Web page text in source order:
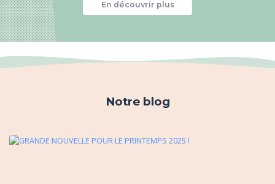
En découvrir plus
Notre blog